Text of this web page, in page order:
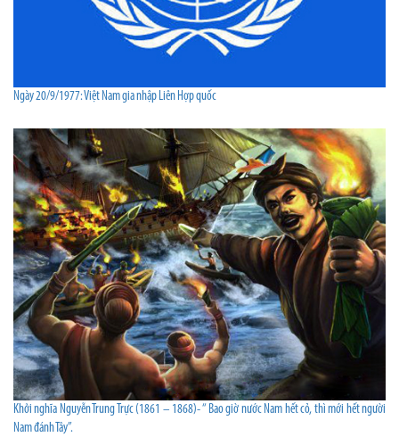
Ngày 20/9/1977: Việt Nam gia nhập Liên Hợp quốc
Khởi nghĩa Nguyễn Trung Trực (1861 – 1868)- “ Bao giờ nước Nam hết cỏ, thì mới hết người
Nam đánh Tây”.